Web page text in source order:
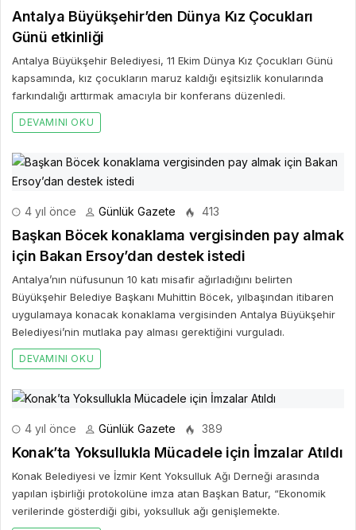
Antalya Büyükşehir’den Dünya Kız Çocukları
Günü etkinliği
Antalya Büyükşehir Belediyesi, 11 Ekim Dünya Kız Çocukları Günü
kapsamında, kız çocukların maruz kaldığı eşitsizlik konularında
farkındalığı arttırmak amacıyla bir konferans düzenledi.
DEVAMINI OKU
4 yıl önce Günlük Gazete 413
Başkan Böcek konaklama vergisinden pay almak
için Bakan Ersoy’dan destek istedi
Antalya’nın nüfusunun 10 katı misafir ağırladığını belirten
Büyükşehir Belediye Başkanı Muhittin Böcek, yılbaşından itibaren
uygulamaya konacak konaklama vergisinden Antalya Büyükşehir
Belediyesi’nin mutlaka pay alması gerektiğini vurguladı.
DEVAMINI OKU
4 yıl önce Günlük Gazete 389
Konak’ta Yoksullukla Mücadele için İmzalar Atıldı
Konak Belediyesi ve İzmir Kent Yoksulluk Ağı Derneği arasında
yapılan işbirliği protokolüne imza atan Başkan Batur, “Ekonomik
verilerinde gösterdiği gibi, yoksulluk ağı genişlemekte.